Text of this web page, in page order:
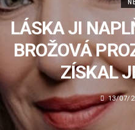
LÁSKA JI
BROŽOVÁ
ZÍSKAL
13/07/